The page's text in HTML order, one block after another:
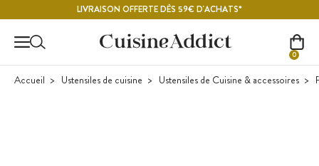
LIVRAISON OFFERTE DÈS 59€ D'ACHATS*
0
Accueil Ustensiles de cuisine Ustensiles de Cuisine & accessoires